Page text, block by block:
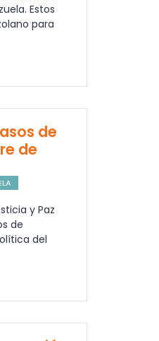
Estos
para
de
de
y Paz
de
del